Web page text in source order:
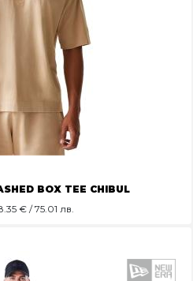
BOX TEE CHIBUL
€ / 75.01 лв.